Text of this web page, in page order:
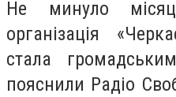
Не минуло
організація
стала
пояснили Радіо